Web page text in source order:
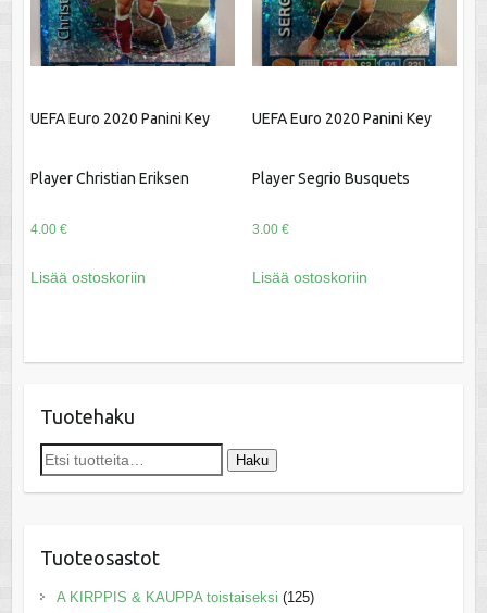
UEFA Euro 2020 Panini Key
Player Christian Eriksen
4.00 €
Lisää ostoskoriin
UEFA Euro 2020 Panini Key
Player Segrio Busquets
3.00 €
Lisää ostoskoriin
Tuotehaku
Etsi: Haku
Tuoteosastot
A KIRPPIS & KAUPPA toistaiseksi (125)